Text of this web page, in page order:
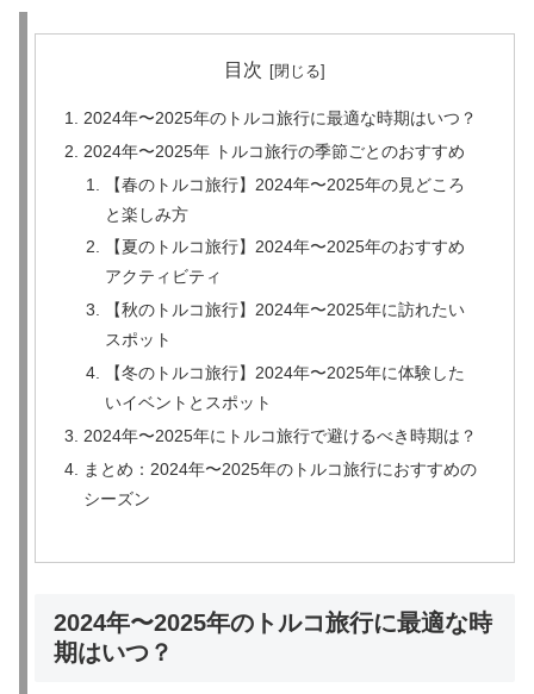
目次
2024年〜2025年のトルコ旅行に最適な時期はいつ？
2024年〜2025年 トルコ旅行の季節ごとのおすすめ
【春のトルコ旅行】2024年〜2025年の見どころ
と楽しみ方
【夏のトルコ旅行】2024年〜2025年のおすすめ
アクティビティ
【秋のトルコ旅行】2024年〜2025年に訪れたい
スポット
【冬のトルコ旅行】2024年〜2025年に体験した
いイベントとスポット
2024年〜2025年にトルコ旅行で避けるべき時期は？
まとめ：2024年〜2025年のトルコ旅行におすすめの
シーズン
2024年〜2025年のトルコ旅行に最適な時
期はいつ？